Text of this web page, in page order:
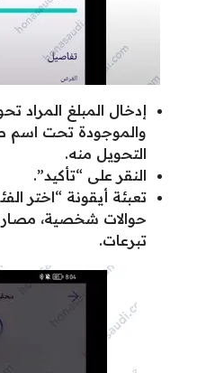
إدخال المبلغ المراد
والموجودة تحت اسم
التحويل منه.
النقر على “تأكيد”.
تعبئة أيقونة “اختر
حوالات شخصية،
تبرعات.